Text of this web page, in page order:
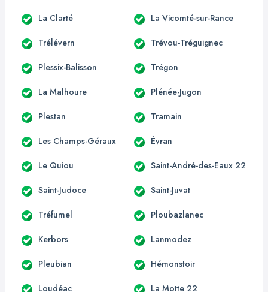
La Clarté La Vicomté-sur-Rance
Trélévern Trévou-Tréguignec
Plessix-Balisson Trégon
La Malhoure Plénée-Jugon
Plestan Tramain
Les Champs-Géraux Évran
Le Quiou Saint-André-des-Eaux 22
Saint-Judoce Saint-Juvat
Tréfumel Ploubazlanec
Kerbors Lanmodez
Pleubian Hémonstoir
Loudéac La Motte 22